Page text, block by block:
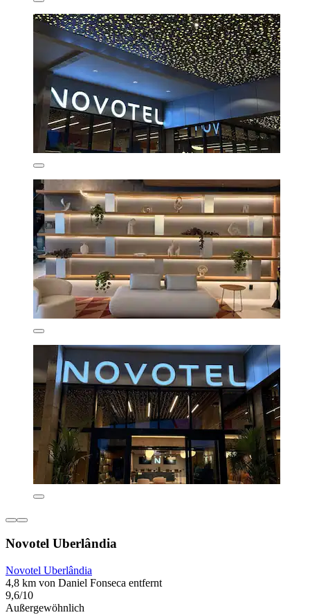
Novotel Uberlândia
Novotel Uberlândia
4,8 km von Daniel Fonseca entfernt
9,6/10
Außergewöhnlich